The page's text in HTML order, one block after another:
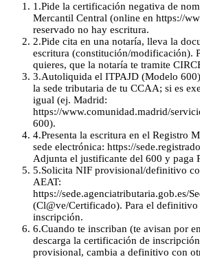
1 .Pide la certificación negativa de
Mercantil Central (online en https://
reservado no hay escritura.
2.Pide cita en una notaría, lleva la
escritura (constitución/modificación).
quieres, que la notaría te tramite
3.Autoliquida el ITPAJD (Modelo
la sede tributaria de tu CCAA; si es
igual (ej. Madrid:
https://www.comunidad.madrid/
600).
4.Presenta la escritura en el Registro
sede electrónica: https://
Adjunta el justificante del 600 y paga
5.Solicita NIF provisional/definitivo
AEAT:
https://sede.agenciatributaria.gob.es/
(Cl@ve/Certificado). Para el definitivo
inscripción.
6.Cuando te inscriban (te avisan por
descarga la certificación de
provisional, cambia a definitivo con